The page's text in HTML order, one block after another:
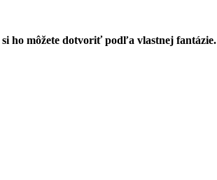
ho môžete dotvoriť podľa vlastnej fantázie.